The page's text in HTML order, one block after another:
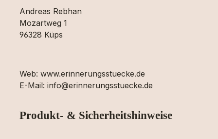
Andreas Rebhan
Mozartweg 1
96328 Küps
Web: www.erinnerungsstuecke.de
E-Mail: info@erinnerungsstuecke.de
Produkt- & Sicherheitshinweise